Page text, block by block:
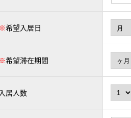
※希望入居日
※希望滞在期間
入居人数